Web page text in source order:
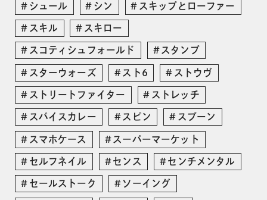
シュール シン スキップとローファー
スキル スキロー
スコティシュフォールド スタンプ
スターウォーズ スト6 ストウヴ
ストリートファイター ストレッチ
スパイスカレー スピン スプーン
スマホケース スーパーマーケット
セルフネイル センス センチメンタル
セールストーク ソーイング